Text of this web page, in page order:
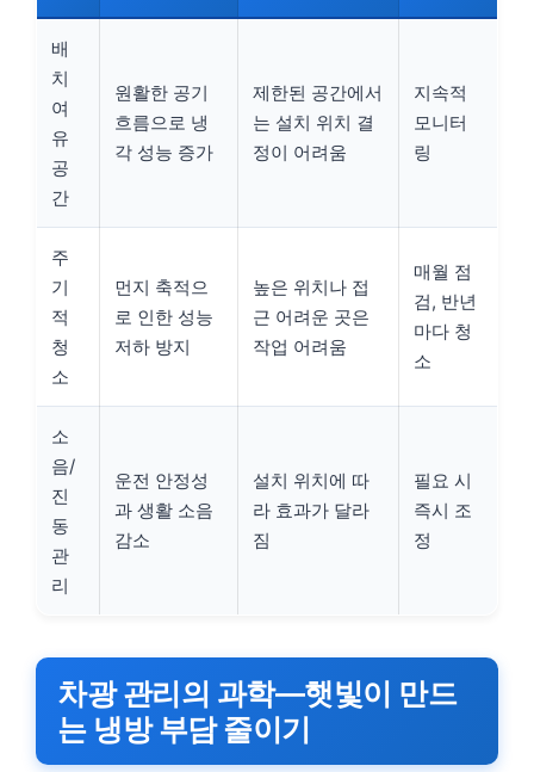
배
치
여
유
공
간
원활한 공기
흐름으로 냉
각 성능 증가
제한된 공간에서
는 설치 위치 결
정이 어려움
지속적
모니터
링
주
기
적
청
소
먼지 축적으
로 인한 성능
저하 방지
높은 위치나 접
근 어려운 곳은
작업 어려움
매월 점
검, 반년
마다 청
소
소
음/
진
동
관
리
운전 안정성
과 생활 소음
감소
설치 위치에 따
라 효과가 달라
짐
필요 시
즉시 조
정
차광 관리의 과학—햇빛이 만드
는 냉방 부담 줄이기